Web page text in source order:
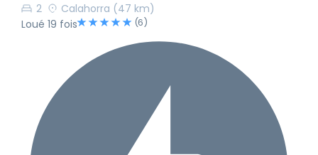
2
Calahorra (47 km)
Loué 19 fois
(6)